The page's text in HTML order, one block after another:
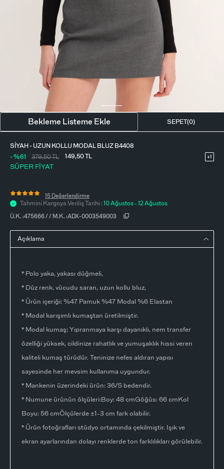
Açıklama
* Polo yaka, yakası düğmeli,
* Düz renk, vücudu saran, uzun kollu bluz,
* Ürün içeriği: %47 Pamuk %47 Modal %6 Elastan
* Modal karışımlı kumaştan üretilmiştir.
* Modal kumaş; Yıpranmaya karşı dayanıklı, nem transfer
özelliği yüksek, cildinize rahatlık ve yumuşaklık hissi veren
kaliteli kumaş türüdür. Teninize nefes aldıran yapısı
sayesinde her mevsim kullanıma uygundur.
* Mankenin üzerindeki ürün: 36/S bedendir.
* Numune ürünün ölçüleri:Boy: 48 cmGöğüs: 66 cmKol
Boyu: 56 cmÖlçülerde ±1-3 cm fark olabilir.
* Ürün fotoğrafları stüdyo ortamında çekilmiştir. Işık ve
ekran ayarlarından dolayı renklerde ton farklılıkları görülebilir.
Ü.K. :475666/ / M.K. :ADX-0003549003
SIYAH - UZUN KOLLU MODAL BLUZ B4408
SÜPER FİYAT
379,50TL 149,50TL
- %61 +1
15 Değerlendirme
Tahmini Kargoya Veriliş Tarihi : 10 Ağustos - 12 Ağustos
SEPET(0)
Bekleme Listeme Ekle
BÜSTIYER
FULAR-SAÇ BANDI
VÜCUT AKSESUARI